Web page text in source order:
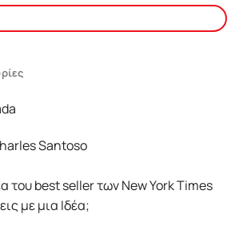
Santoso
του best seller των New York Times
με μια Ιδέα;